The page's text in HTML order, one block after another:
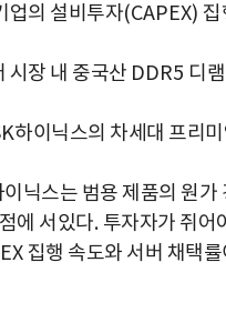
업의 설비투자(CAPEX) 집
시장 내 중국산 DDR5 디
하이닉스의 차세대 프리
이닉스는 범용 제품의 원가
에 서있다. 투자자가 쥐어
집행 속도와 서버 채택